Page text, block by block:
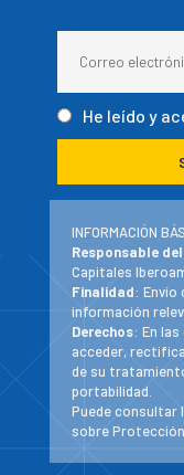
He leído y
INFORMACIÓN
Responsable
Capitales
Finalidad: Envío
información
Derechos: En
acceder,
de su
portabilidad.
Puede consultar
sobre